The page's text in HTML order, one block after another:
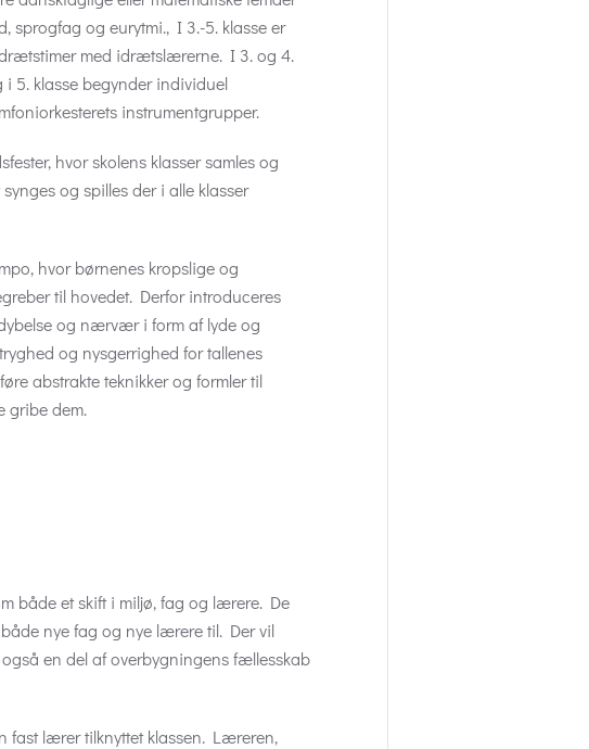
sprogfag og eurytmi., I 3.-5. klasse er
med idrætslærerne. I 3. og 4.
5. klasse begynder individuel
instrumentgrupper.
hvor skolens klasser samles og
og spilles der i alle klasser
hvor børnenes kropslige og
til hovedet. Derfor introduceres
og nærvær i form af lyde og
og nysgerrighed for tallenes
abstrakte teknikker og formler til
gribe dem.
både et skift i miljø, fag og lærere. De
nye fag og nye lærere til. Der vil
en del af overbygningens fællesskab
fast lærer tilknyttet klassen. Læreren,